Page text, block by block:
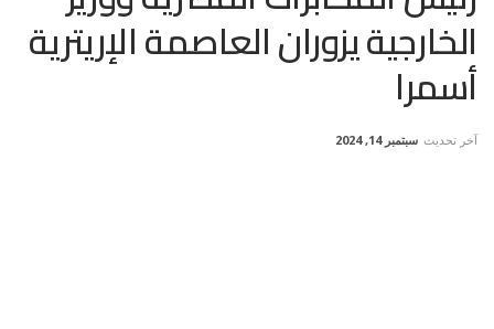
الخارجية يزوران العاصمة الإريترية
أسمرا
آخر تحديث سبتمبر 14, 2024